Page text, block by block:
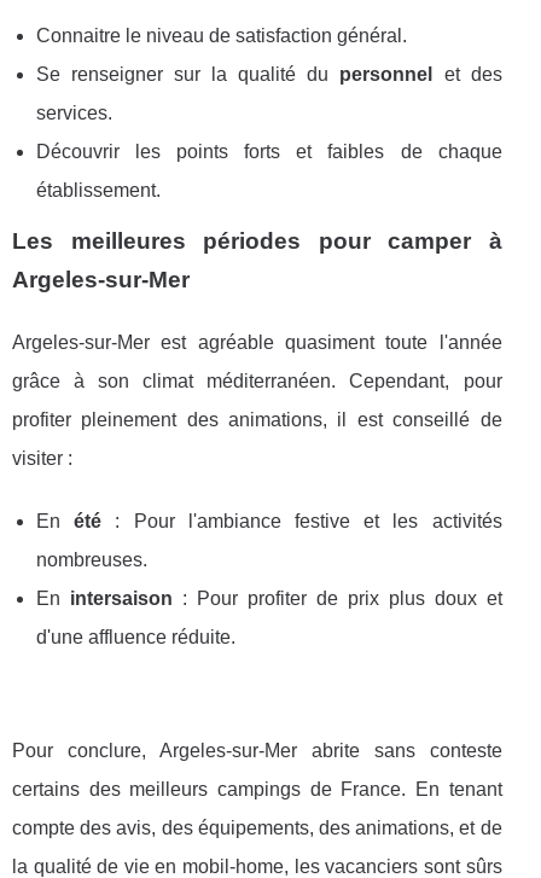
Connaitre le niveau de satisfaction général.
Se renseigner sur la qualité du personnel
et des
services.
Découvrir les points forts et faibles de chaque
établissement.
Les meilleures périodes pour camper à
Argeles-sur-Mer
Argeles-sur-Mer est agréable quasiment toute l'année
grâce à son climat méditerranéen. Cependant, pour
profiter pleinement des animations, il est conseillé de
visiter :
Enété : Pour l'ambiance festive et les activités
nombreuses.
En intersaison : Pour profiter de prix plus doux et
d'une affluence réduite.
Pour conclure, Argeles-sur-Mer abrite sans conteste
certains des meilleurs campings de France. En tenant
compte des avis, des équipements, des animations, et de
la qualité de vie en mobil-home, les vacanciers sont sûrs